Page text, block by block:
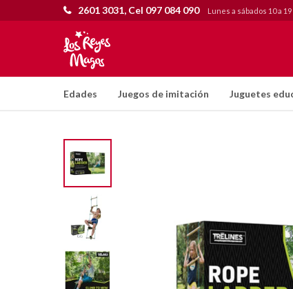
Edades Juegos de imitación Juguetes
2601 3031, Cel 097 084 090 Lunes a sábados 10 a